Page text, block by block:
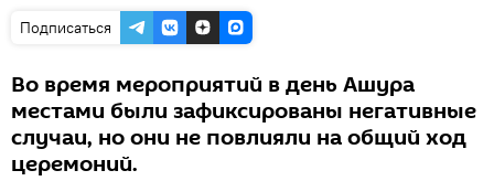
Подписаться
Во время мероприятий в день Ашура
местами были зафиксированы негативные
случаи, но они не повлияли на общий ход
церемоний.